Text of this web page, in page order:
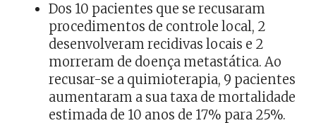
Dos 10 pacientes que se recusaram
procedimentos de controle local, 2
desenvolveram recidivas locais e 2
morreram de doença metastática. Ao
recusar-se a quimioterapia, 9 pacientes
aumentaram a sua taxa de mortalidade
estimada de 10 anos de 17% para 25%.